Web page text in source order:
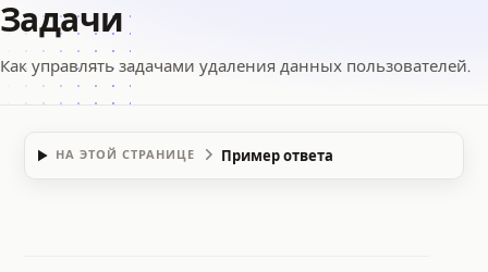
Задачи
Как управлять задачами удаления данных пользователей.
НА ЭТОЙ СТРАНИЦЕ Пример ответа